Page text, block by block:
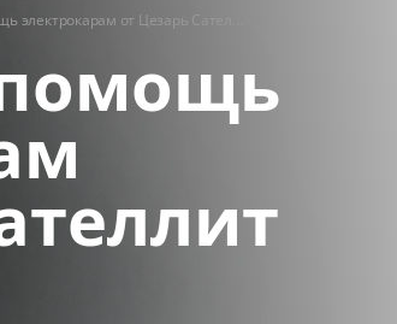
электрокарам от Цезарь Сател…